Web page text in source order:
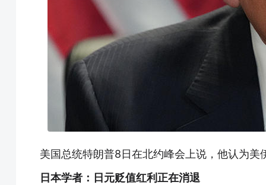
美国总统特朗普8日在北约峰会上说，他认为美
日本学者：日元贬值红利正在消退